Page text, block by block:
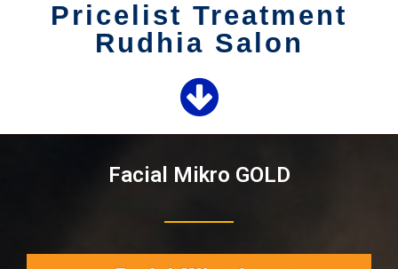
Pricelist Treatment
Rudhia Salon
Facial Mikro GOLD